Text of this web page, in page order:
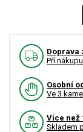
Doprava
Pří
Osobní
Ve 3
Více než
Skladem